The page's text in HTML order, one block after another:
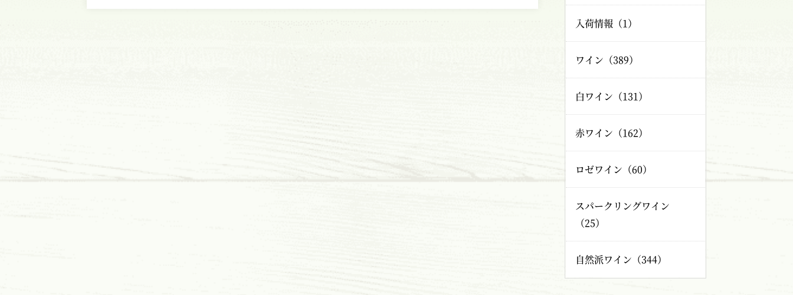
入荷情報（1）
ワイン（389）
白ワイン（131）
赤ワイン（162）
ロゼワイン（60）
スパークリングワイン
（25）
自然派ワイン（344）